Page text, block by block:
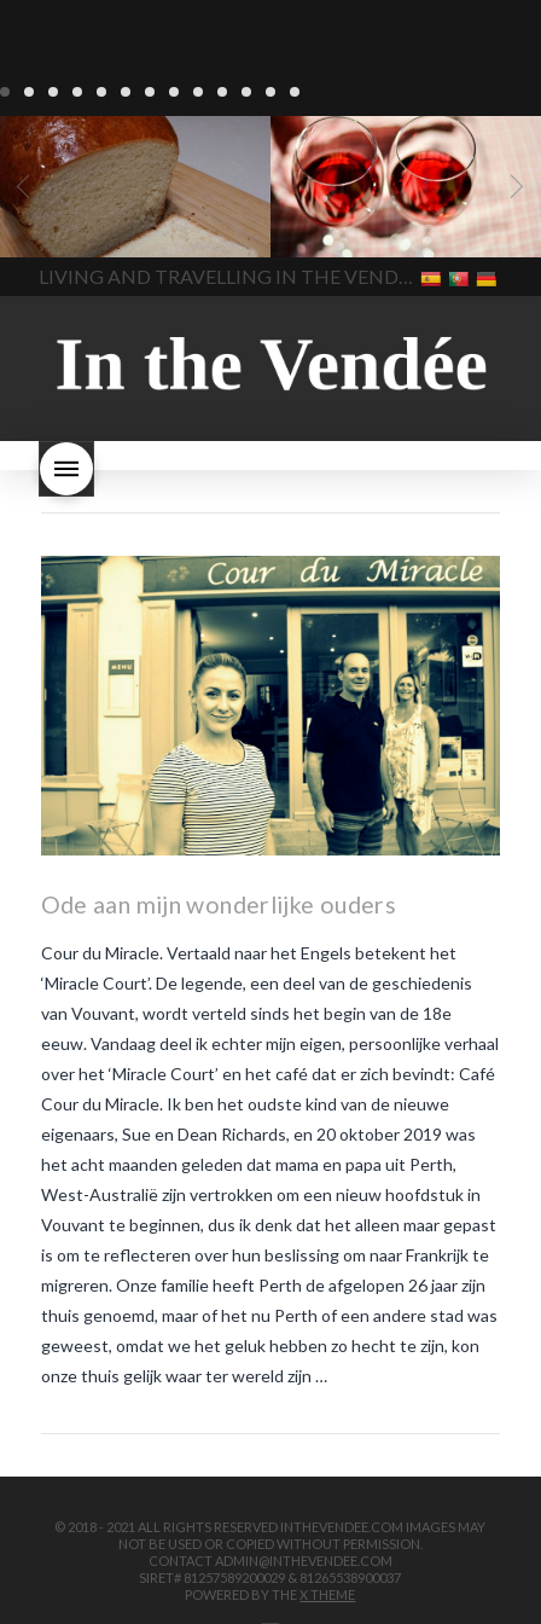
Recepten Wonen
baken in
Frankrijk bakken in de
Vendee
brood bakken
brood met gist gist brood
het beste brood hoe moet
ik brood bakken is melk
brood gezond is melkbrood
gezond mama's brood melk
brood melk brood en
wat is melkbrood
zijn melk
brood en brioche hetzelfde
brood
In The Vendee
Blog Wonen beaujolais
2022 Beaujolais Nouveau
2022 De wijnmakers laten
de druiventrossen gisten in
een anaërobe donderdag
17 november 2022 is
beaujolais dag hoe lang is
Beaujolais Nouveau
houdbaar hoeveel flessen
verkocht
is Beaujolais
Nouveau een fruitige wijn
kooldioxiderijke omgeving.
Nouveau naar? wat is
wanneer is beaujolais dag
wanneer is beaujolais
nouveau dag Wat is de dag
van Beaujolais Nouveau wat
is de traditie rond beaujolais
nouveau wat maakt
Beaujolais Nouveau zo
speciaal
wat zijn tannines
witte beaujolais nouveau
In The Vendee
LIVING AND TRAVELLING IN THE VENDÉE
Ode aan mijn wonderlijke ouders
Cour du Miracle. Vertaald naar het Engels betekent het
‘Miracle Court’. De legende, een deel van de geschiedenis
van Vouvant, wordt verteld sinds het begin van de 18e
eeuw. Vandaag deel ik echter mijn eigen, persoonlijke verhaal
over het ‘Miracle Court’ en het café dat er zich bevindt: Café
Cour du Miracle. Ik ben het oudste kind van de nieuwe
eigenaars, Sue en Dean Richards, en 20 oktober 2019 was
het acht maanden geleden dat mama en papa uit Perth,
West-Australië zijn vertrokken om een nieuw hoofdstuk in
Vouvant te beginnen, dus ik denk dat het alleen maar gepast
is om te reflecteren over hun beslissing om naar Frankrijk te
migreren. Onze familie heeft Perth de afgelopen 26 jaar zijn
thuis genoemd, maar of het nu Perth of een andere stad was
geweest, omdat we het geluk hebben zo hecht te zijn, kon
onze thuis gelijk waar ter wereld zijn …
© 2018 - 2021 ALL RIGHTS RESERVED INTHEVENDEE.COM IMAGES MAY
NOT BE USED OR COPIED WITHOUT PERMISSION.
CONTACT ADMIN@INTHEVENDEE.COM
SIRET# 81257589200029 & 81265538900037
POWERED BY THEX THEME